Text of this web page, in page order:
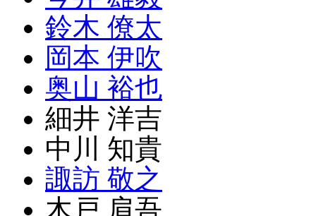
鈴木 僚太
岡本 伊吹
奥山 裕也
細井 洋吉
中川 知貴
諏訪 敬之
木戸 肩吾